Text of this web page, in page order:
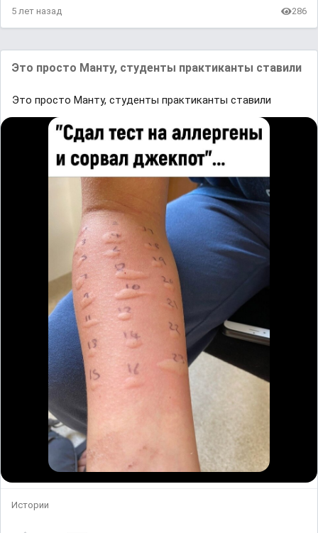
5 лет назад 286
Это просто Манту, студенты практиканты ставили
Это просто Манту, студенты практиканты ставили
Истории